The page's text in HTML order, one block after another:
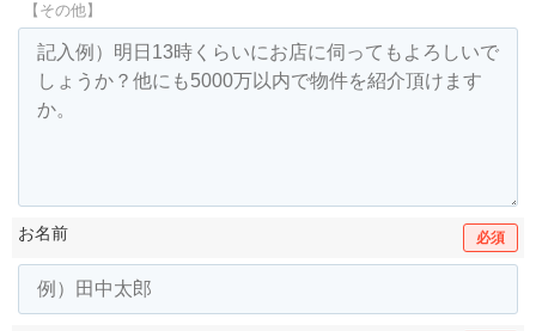
【その他】
お名前 必須